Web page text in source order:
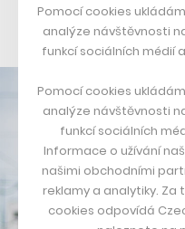
Vltavská), bude k
Pomocí cookies
analýze návštěvnosti
funkcí sociálních médií
Pomocí cookies
analýze návštěvnosti
funkcí sociálních
Informace o užívání
našimi obchodními
reklamy a analytiky.
cookies odpovídá